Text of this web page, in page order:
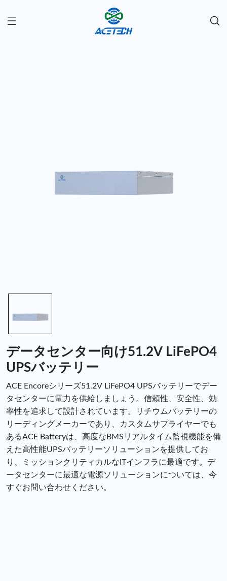
データセンター向け51.2V LiFePO4
UPSバッテリー
ACE Encoreシリーズ51.2V LiFePO4 UPSバッテリーでデー
タセンターに電力を供給しましょう。信頼性、安全性、効
率性を追求して設計されています。リチウムバッテリーの
リーディングメーカーであり、カスタムサプライヤーでも
あるACE Batteryは、高度なBMSリアルタイム監視機能を備
えた高性能UPSバッテリーソリューションを提供してお
り、ミッションクリティカルなITインフラに最適です。デ
ータセンターに最適な電源ソリューションについては、今
すぐお問い合わせください。